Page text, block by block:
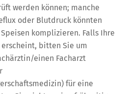
werden können; manche
oder Blutdruck könnten
komplizieren. Falls Ihre
bitten Sie um
einen Facharzt
für eine